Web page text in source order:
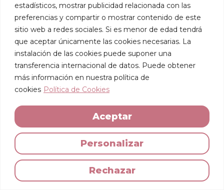
estadísticos, mostrar publicidad relacionada con las
preferencias y compartir o mostrar contenido de este
sitio web a redes sociales. Si es menor de edad tendrá
que aceptar únicamente las cookies necesarias. La
instalación de las cookies puede suponer una
transferencia internacional de datos. Puede obtener
más información en nuestra política de
cookies Política de Cookies
Personalizar
Rechazar
Aceptar
Sé que sobre viajar a Colombia hay muchas
creencias y algún que otro miedo, así que
os hablo desde mi experiencia. Estuve allí 18
días, losúltimos 8 completamente sola, y
no tuve ni un mal momento. Muchos días fui
con guía haciendo tours, pero otros me
moví por mi cuenta sin problema. Como en
cualquier sitio, hay que ir con cabeza: evitar
según qué calles solas o poco iluminadas a
España. Si en algún momento no sentís
seguid vuestra intuición
nunca falla. En el día a día, conChristiany la
agencia local coordinando traslados y
actividades, vais siempre bien
increíble y su gente, de las más cálidas que